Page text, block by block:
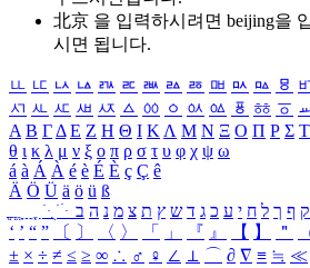
北京 을 입력하시려면 beijing을
시면 됩니다.
ㅥ ㅦ ㅧ ㅨ ㅩ ㅪ ㅫ ㅬ ㅭ ㅮ ㅯ ㅰ ㅱ
ㅺ ㅻ ㅼ ㅽ ㅾ ㅿ ㆀ ㆁ ㆂ ㆃ ㆄ ㆅ ㆆ
Α Β ΓΔ Ε Ζ Η Θ Ι ΚΛ Μ Ν Ξ Ο Π Ρ Σ Τ
θ ι κ λ μ ν ξ ο π ρ σ τ υ φ χ ψ ω
á à Á À é è É È ç Ç ê
Ä Ö Ü ä ö ü ß
ִֶֹ ֻּ ׁׂ ק ף ך ל ח י ע כ ג ד ש ץ ת צ מ נ ה ב
‘ ’ “ ” 〔 〕 〈 〉 「 」 『 』 【 】 ＂
± × ÷ ≠ ≤ ≥ ∞ ∴ ♂ ♀ ∠ ⊥ ⌒ ∂ ∇ ≡ ≒ ≪